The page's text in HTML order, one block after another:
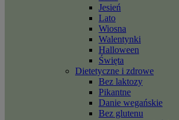
Jesień
Lato
Wiosna
Walentynki
Halloween
Święta
Dietetyczne i zdrowe
Bez laktozy
Pikantne
Danie wegańskie
Bez glutenu